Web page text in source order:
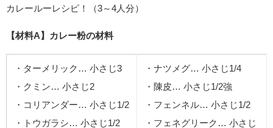
カレールーレシピ！（3～4人分）
【材料A】カレー粉の材料
・ターメリック… 小さじ3
・クミン… 小さじ2
・コリアンダー… 小さじ1/2
・トウガラシ… 小さじ1/2
・ナツメグ… 小さじ1/4
・陳皮… 小さじ1/2強
・フェンネル… 小さじ1/2
・フェネグリーク… 小さじ